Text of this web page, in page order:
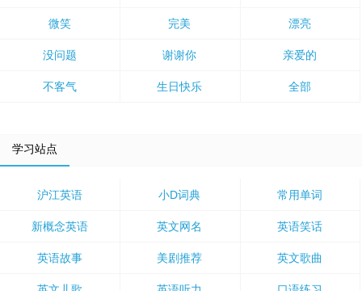
微笑 完美 漂亮
没问题 谢谢你 亲爱的
不客气 生日快乐 全部
学习站点
沪江英语 小D词典 常用单词
新概念英语 英文网名 英语笑话
英语故事 美剧推荐 英文歌曲